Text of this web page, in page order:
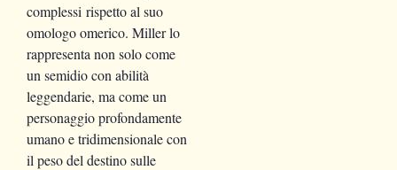
complessi rispetto al suo
omologo omerico. Miller lo
rappresenta non solo come
un semidio con abilità
leggendarie, ma come un
personaggio profondamente
umano e tridimensionale con
il peso del destino sulle